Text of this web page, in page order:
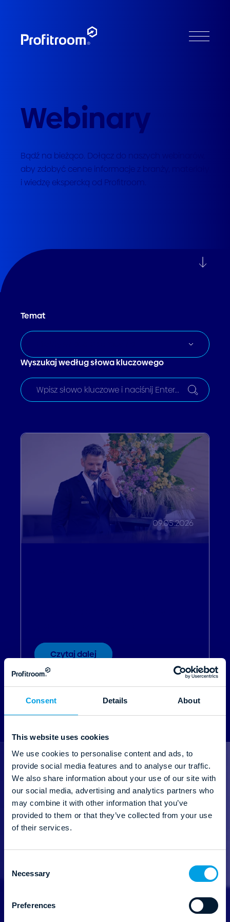
Consent Details About
This website uses cookies
We use cookies to personalise content and ads, to
provide social media features and to analyse our traffic.
We also share information about your use of our site with
our social media, advertising and analytics partners who
may combine it with other information that you’ve
provided to them or that they’ve collected from your use
of their services.
Necessary
Preferences
Webinary
Bądź na bieżąco. Dołącz do naszych webinarów,
aby zdobyć cenne informacje z branży, materiały
i wiedzę ekspercką od Profitroom.
Temat
Wyszukaj według słowa kluczowego
09.05.2026
Czytaj dalej
Zapisz się do naszego
newslettera!
Bądź na bieżąco. Otrzymuj najnowsze informacje
z branży, materiały oraz webinary od Profitroom.